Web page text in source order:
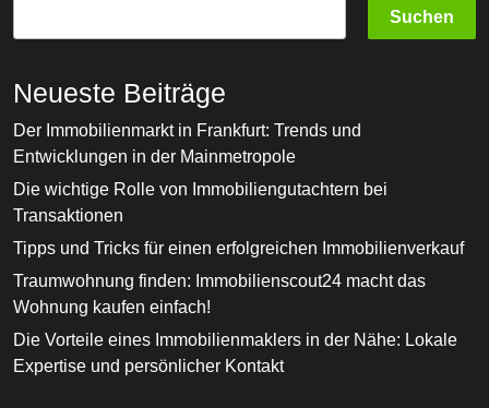
Suchen
Neueste Beiträge
Der Immobilienmarkt in Frankfurt: Trends und
Entwicklungen in der Mainmetropole
Die wichtige Rolle von Immobiliengutachtern bei
Transaktionen
Tipps und Tricks für einen erfolgreichen Immobilienverkauf
Traumwohnung finden: Immobilienscout24 macht das
Wohnung kaufen einfach!
Die Vorteile eines Immobilienmaklers in der Nähe: Lokale
Expertise und persönlicher Kontakt